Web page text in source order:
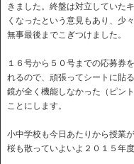
きました。終盤は対立していた
くなったという意見もあり、少
無事最後までこぎつけました。
１６号から５０号までの応募券
れるので、頑張ってシートに貼
鏡が全く機能しなかった（ピン
ことにします。
小中学校も今日あたりから授業
桜も散っていよいよ２０１５年